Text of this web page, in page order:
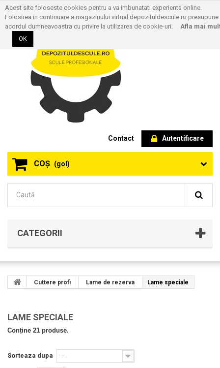
Autentificare
Contact
COŞ (gol)
CATEGORII
Cuttere profi Lame de rezerva Lame speciale
LAME SPECIALE
Conține 21 produse.
Sorteaza dupa --
Acest site foloseste cookies pentru a va imbunatati experienta online.
Folosirea in continuare a magazinului virtual depozituldescule.ro presupune
acordul dumneavoastra cu privire la utilizarea de cookie-uri. Afla mai
OK